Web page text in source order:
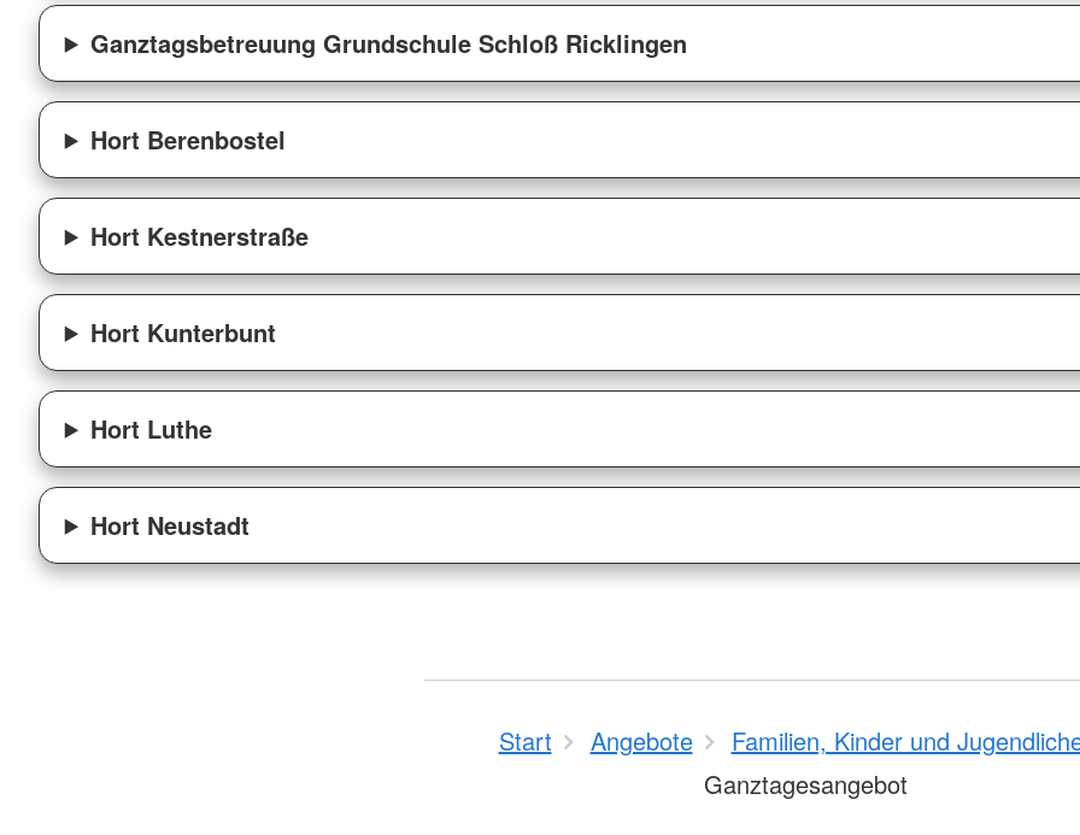
Ganztagsbetreuung Grundschule Schloß Ricklingen
Hort Berenbostel
Hort Kestnerstraße
Hort Kunterbunt
Hort Luthe
Hort Neustadt
Start Angebote
Familien, Kinder und
Ganztagesangebot